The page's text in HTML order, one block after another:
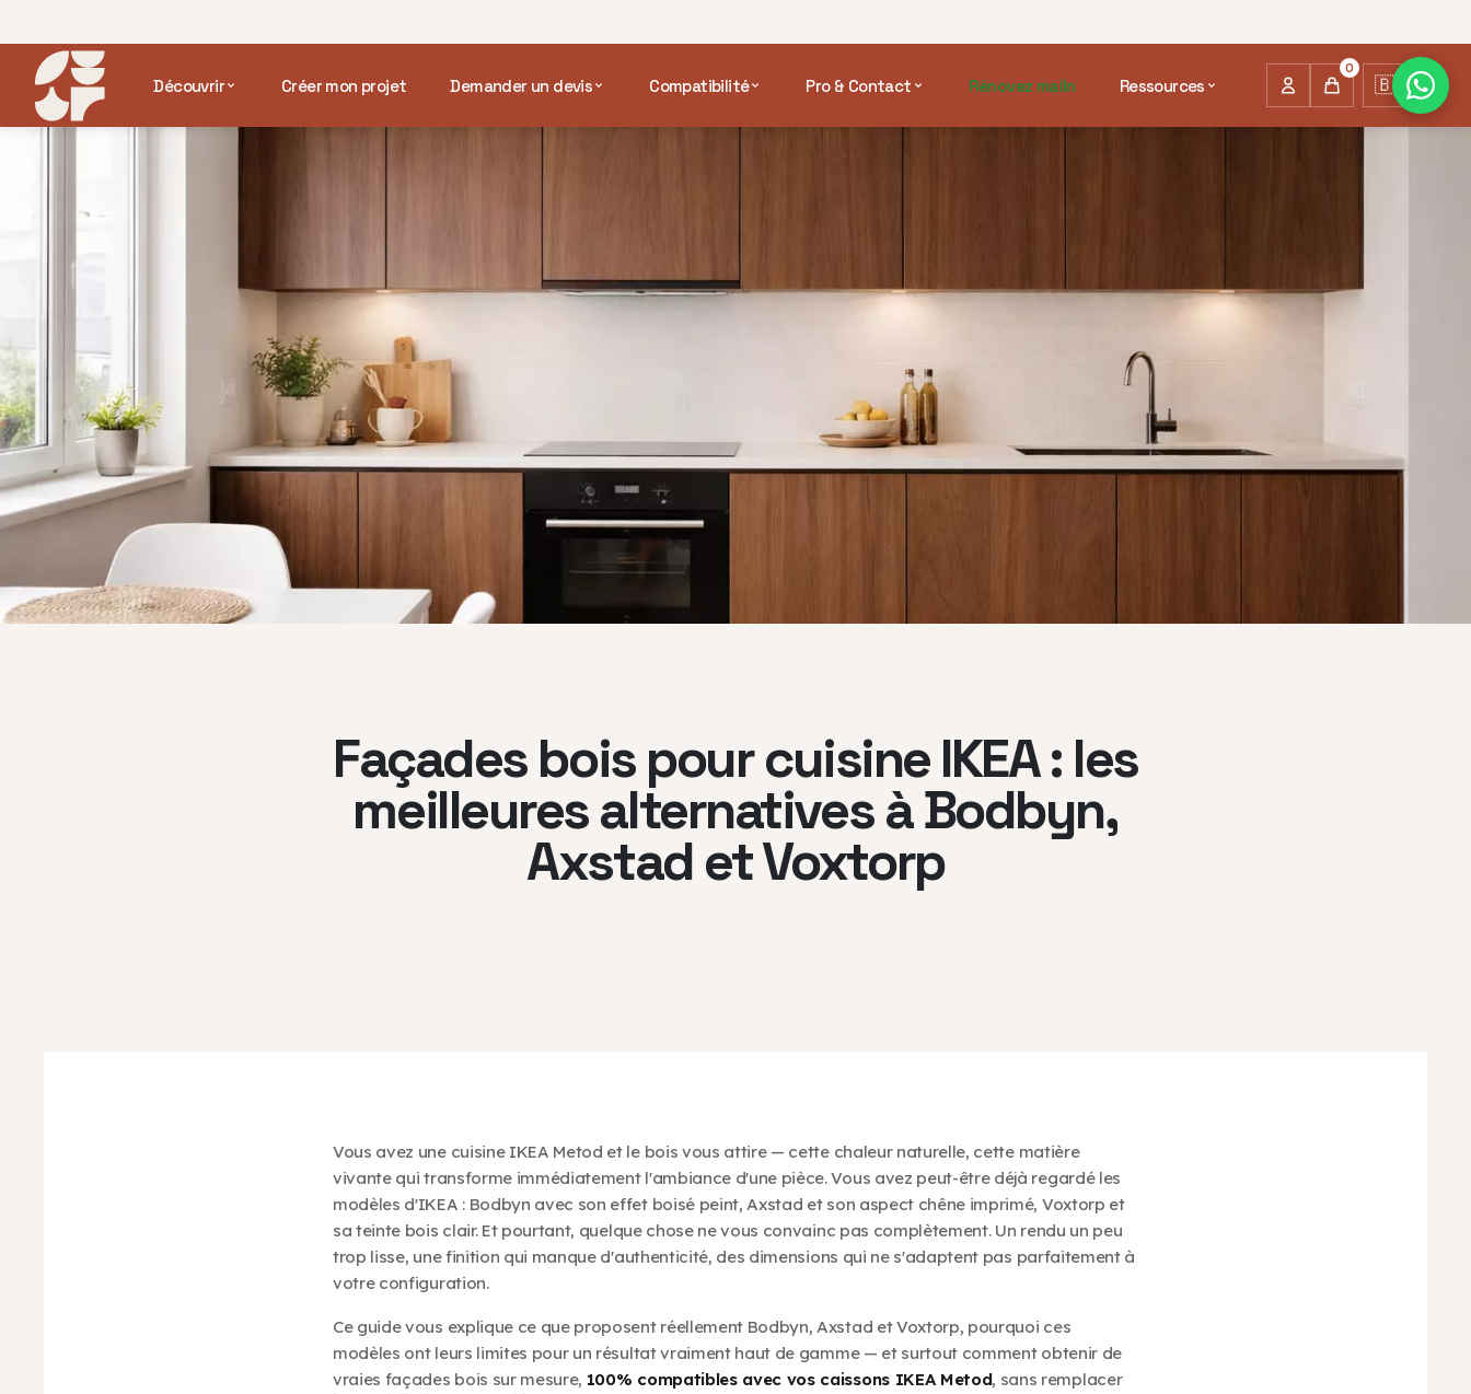
Découvrir Créer mon projet Demander un devis Compatibilité Pro & Contact Rénovez malin Ressources
0
🇧🇪
Façades bois pour cuisine IKEA : les
meilleures alternatives à Bodbyn,
Axstad et Voxtorp
Vous avez une cuisine IKEA Metod et le bois vous attire — cette chaleur naturelle, cette matière
vivante qui transforme immédiatement l'ambiance d'une pièce. Vous avez peut-être déjà regardé les
modèles d'IKEA : Bodbyn avec son effet boisé peint, Axstad et son aspect chêne imprimé, Voxtorp et
sa teinte bois clair. Et pourtant, quelque chose ne vous convainc pas complètement. Un rendu un peu
trop lisse, une finition qui manque d'authenticité, des dimensions qui ne s'adaptent pas parfaitement à
votre configuration.
Ce guide vous explique ce que proposent réellement Bodbyn, Axstad et Voxtorp, pourquoi ces
modèles ont leurs limites pour un résultat vraiment haut de gamme — et surtout comment obtenir de
vraies façades bois sur mesure, 100% compatibles avec vos caissons IKEA Metod, sans remplacer